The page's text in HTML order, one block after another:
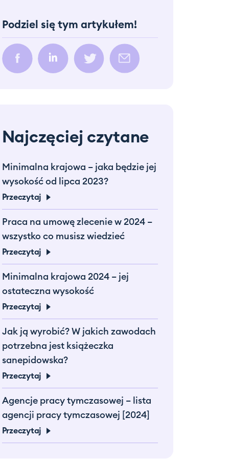
Podziel się tym artykułem!
Najczęciej czytane
Minimalna krajowa – jaka będzie jej
wysokość od lipca 2023?
Przeczytaj
Praca na umowę zlecenie w 2024 –
wszystko co musisz wiedzieć
Przeczytaj
Minimalna krajowa 2024 – jej
ostateczna wysokość
Przeczytaj
Jak ją wyrobić? W jakich zawodach
potrzebna jest książeczka
sanepidowska?
Przeczytaj
Agencje pracy tymczasowej – lista
agencji pracy tymczasowej [2024]
Przeczytaj